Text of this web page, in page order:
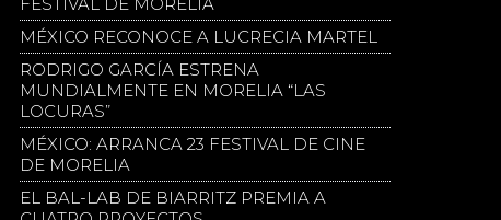
MÉXICO RECONOCE A LUCRECIA MARTEL
RODRIGO GARCÍA ESTRENA
MUNDIALMENTE EN MORELIA “LAS
LOCURAS”
MÉXICO: ARRANCA 23 FESTIVAL DE CINE
DE MORELIA
EL BAL-LAB DE BIARRITZ PREMIA A